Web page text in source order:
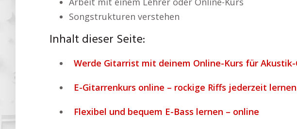
Songstrukturen verstehen
Inhalt dieser Seite:
Werde Gitarrist mit deinem Online-Kurs für
E-Gitarrenkurs online – rockige Riffs jederzeit lernen
Flexibel und bequem E-Bass lernen – online